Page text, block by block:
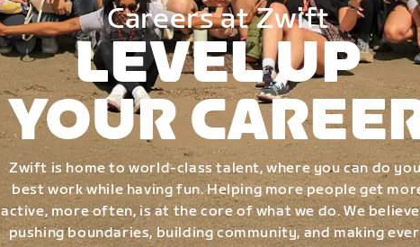
Careers at Zwift
LEVEL UP
YOUR
Zwift is home to world-class talent, where you can do
best work while having fun. Helping more people get
active, more often, is at the core of what we do. We
pushing boundaries, building community, and making